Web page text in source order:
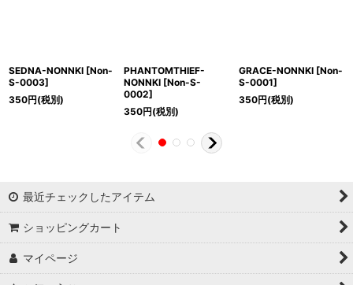
SEDNA-NONNKI [Non-
S-0003]
350円(税別)
PHANTOMTHIEF-
NONNKI [Non-S-
0002]
350円(税別)
GRACE-NONNKI [Non-
S-0001]
350円(税別)
最近チェックしたアイテム
ショッピングカート
マイページ